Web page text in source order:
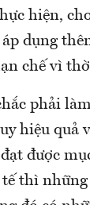
hiện,
dụng
chế vì
phải
hiệu quả
được
thì